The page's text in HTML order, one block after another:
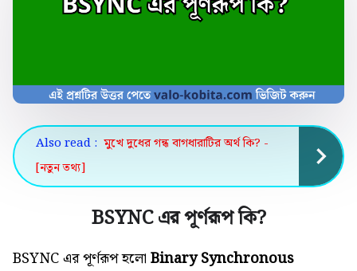
Also read : মুখে দুধের গন্ধ বাগধারাটির অর্থ কি? -
[নতুন তথ্য]
BSYNC এর পূর্ণরূপ কি?
BSYNC এর পূর্ণরূপ হলো Binary Synchronous